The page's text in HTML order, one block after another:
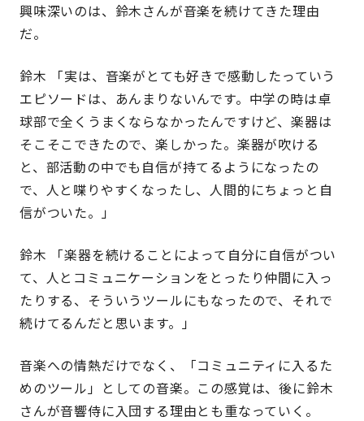
興味深いのは、鈴木さんが音楽を続けてきた理由
だ。
鈴木 「実は、音楽がとても好きで感動したっていう
エピソードは、あんまりないんです。中学の時は卓
球部で全くうまくならなかったんですけど、楽器は
そこそこできたので、楽しかった。楽器が吹ける
と、部活動の中でも自信が持てるようになったの
で、人と喋りやすくなったし、人間的にちょっと自
信がついた。」
鈴木 「楽器を続けることによって自分に自信がつい
て、人とコミュニケーションをとったり仲間に入っ
たりする、そういうツールにもなったので、それで
続けてるんだと思います。」
音楽への情熱だけでなく、「コミュニティに入るた
めのツール」としての音楽。この感覚は、後に鈴木
さんが音響侍に入団する理由とも重なっていく。